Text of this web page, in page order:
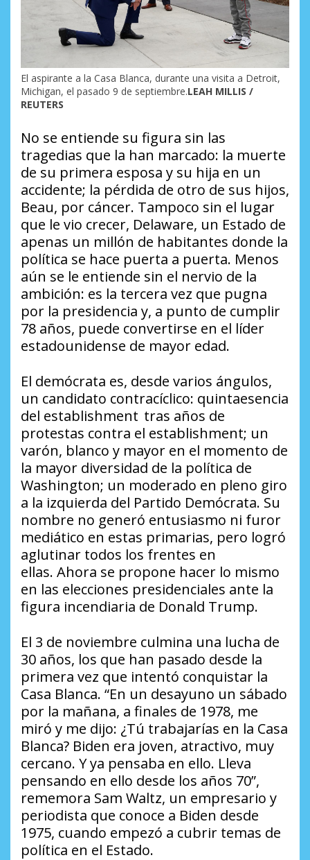
El aspirante a la Casa Blanca, durante una visita a Detroit,
Michigan, el pasado 9 de septiembre.LEAH MILLIS /
REUTERS
No se entiende su figura sin las
tragedias que la han marcado: la muerte
de su primera esposa y su hija en un
accidente; la pérdida de otro de sus hijos,
Beau, por cáncer. Tampoco sin el lugar
que le vio crecer, Delaware, un Estado de
apenas un millón de habitantes donde la
política se hace puerta a puerta. Menos
aún se le entiende sin el nervio de la
ambición: es la tercera vez que pugna
por la presidencia y, a punto de cumplir
78 años, puede convertirse en el líder
estadounidense de mayor edad.
El demócrata es, desde varios ángulos,
un candidato contracíclico: quintaesencia
del establishment tras años de
protestas contra el establishment; un
varón, blanco y mayor en el momento de
la mayor diversidad de la política de
Washington; un moderado en pleno giro
a la izquierda del Partido Demócrata. Su
nombre no generó entusiasmo ni furor
mediático en estas primarias, pero logró
aglutinar todos los frentes en
ellas. Ahora se propone hacer lo mismo
en las elecciones presidenciales ante la
figura incendiaria de Donald Trump.
El 3 de noviembre culmina una lucha de
30 años, los que han pasado desde la
primera vez que intentó conquistar la
Casa Blanca. “En un desayuno un sábado
por la mañana, a finales de 1978, me
miró y me dijo: ¿Tú trabajarías en la Casa
Blanca? Biden era joven, atractivo, muy
cercano. Y ya pensaba en ello. Lleva
pensando en ello desde los años 70”,
rememora Sam Waltz, un empresario y
periodista que conoce a Biden desde
1975, cuando empezó a cubrir temas de
política en el Estado.